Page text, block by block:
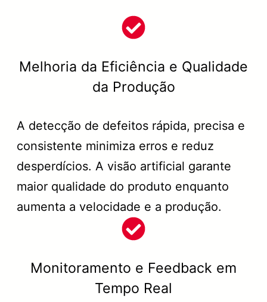
Melhoria da Eficiência e Qualidade
da Produção
A detecção de defeitos rápida, precisa e
consistente minimiza erros e reduz
desperdícios. A visão artificial garante
maior qualidade do produto enquanto
aumenta a velocidade e a produção.
Monitoramento e Feedback em
Tempo Real